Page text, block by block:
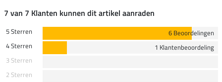
7 van 7 Klanten kunnen dit artikel aanraden
5 Sterren
6 Beoordelingen
4 Sterren
1 Klantenbeoordeling
3 Sterren
2 Sterren